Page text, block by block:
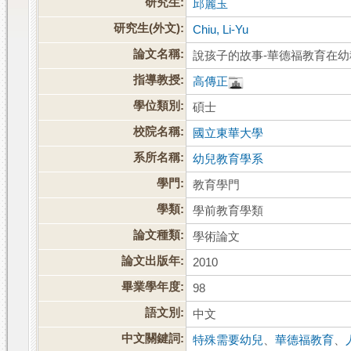
邱麗玉
研究生(外文):
Chiu, Li-Yu
論文名稱:
說孩子的故事-華德福教育在
指導教授:
高傳正
學位類別:
碩士
校院名稱:
國立東華大學
系所名稱:
幼兒教育學系
學門:
教育學門
學類:
學前教育學類
論文種類:
學術論文
論文出版年:
2010
畢業學年度:
98
語文別:
中文
中文關鍵詞:
特殊需要幼兒 、華德福教育